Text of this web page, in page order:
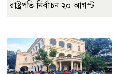
রাষ্ট্রপতি নির্বাচন ২০ আগস্ট